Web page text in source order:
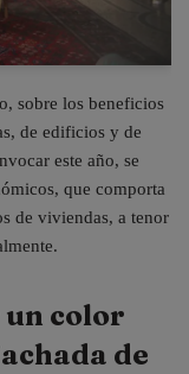
sobre los beneficios
de edificios y de
este año, se
que comporta
de viviendas, a tenor
un color
de